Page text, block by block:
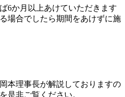
6か月以上あけていただきます
場合でしたら期間をあけずに施
本理事長が解説しておりますの
是非ご覧ください。